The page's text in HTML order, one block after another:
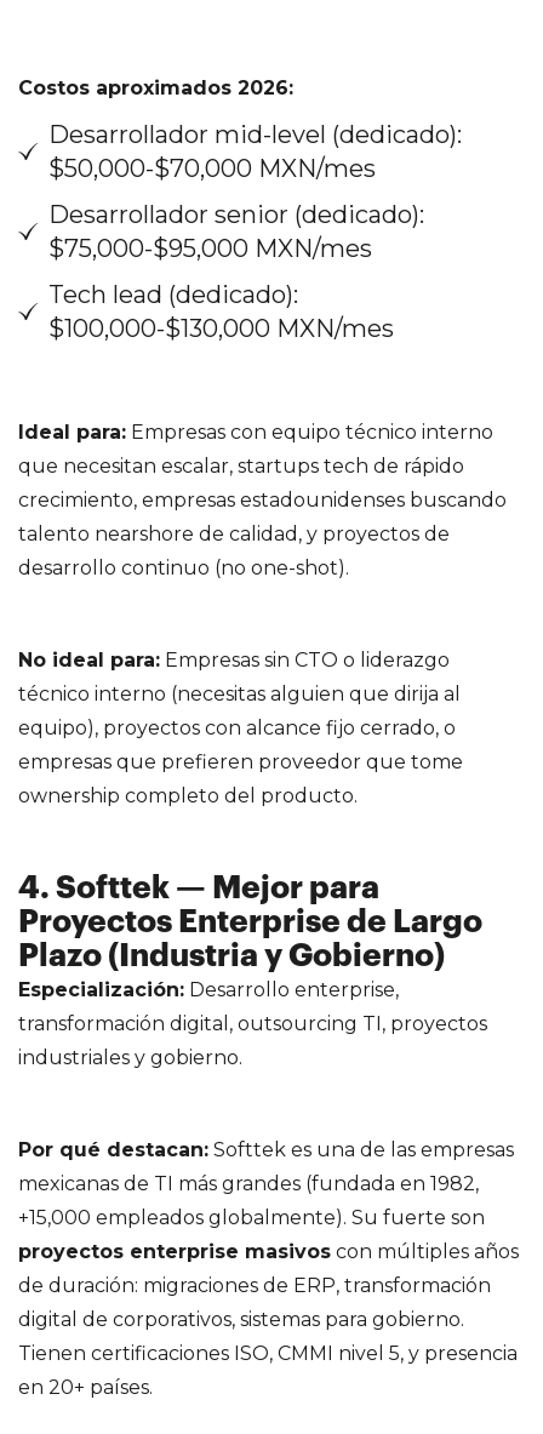
Costos aproximados 2026:
Desarrollador mid-level (dedicado):
$50,000-$70,000 MXN/mes
Desarrollador senior (dedicado):
$75,000-$95,000 MXN/mes
Tech lead (dedicado):
$100,000-$130,000 MXN/mes
Ideal para: Empresas con equipo técnico interno
que necesitan escalar, startups tech de rápido
crecimiento, empresas estadounidenses buscando
talento nearshore de calidad, y proyectos de
desarrollo continuo (no one-shot).
No ideal para: Empresas sin CTO o liderazgo
técnico interno (necesitas alguien que dirija al
equipo), proyectos con alcance fijo cerrado, o
empresas que prefieren proveedor que tome
ownership completo del producto.
4. Softtek — Mejor para
Proyectos Enterprise de Largo
Plazo (Industria y Gobierno)
Especialización: Desarrollo enterprise,
transformación digital, outsourcing TI, proyectos
industriales y gobierno.
Por qué destacan: Softtek es una de las empresas
mexicanas de TI más grandes (fundada en 1982,
+15,000 empleados globalmente). Su fuerte son
proyectos enterprise masivos con múltiples años
de duración: migraciones de ERP, transformación
digital de corporativos, sistemas para gobierno.
Tienen certificaciones ISO, CMMI nivel 5, y presencia
en 20+ países.